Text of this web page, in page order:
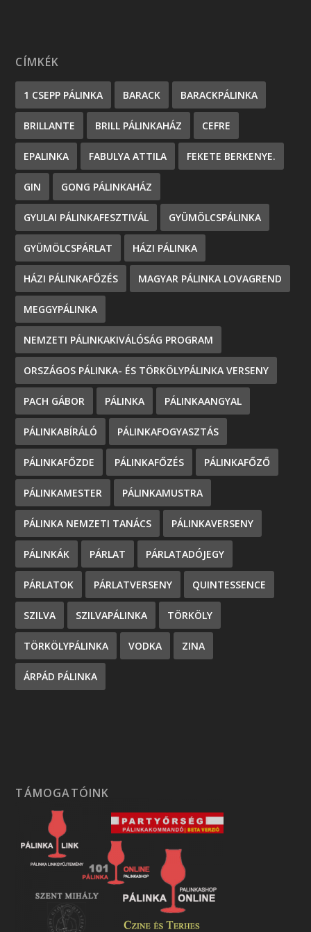
CÍMKÉK
1 CSEPP PÁLINKA BARACK BARACKPÁLINKA
BRILLANTE BRILL PÁLINKAHÁZ CEFRE
EPALINKA FABULYA ATTILA FEKETE BERKENYE.
GIN GONG PÁLINKAHÁZ
GYULAI PÁLINKAFESZTIVÁL GYÜMÖLCSPÁLINKA
GYÜMÖLCSPÁRLAT HÁZI PÁLINKA
HÁZI PÁLINKAFŐZÉS MAGYAR PÁLINKA LOVAGREND
MEGGYPÁLINKA
NEMZETI PÁLINKAKIVÁLÓSÁG PROGRAM
ORSZÁGOS PÁLINKA- ÉS TÖRKÖLYPÁLINKA VERSENY
PACH GÁBOR PÁLINKA PÁLINKAANGYAL
PÁLINKABÍRÁLÓ PÁLINKAFOGYASZTÁS
PÁLINKAFŐZDE PÁLINKAFŐZÉS PÁLINKAFŐZŐ
PÁLINKAMESTER PÁLINKAMUSTRA
PÁLINKA NEMZETI TANÁCS PÁLINKAVERSENY
PÁLINKÁK PÁRLAT PÁRLATADÓJEGY
PÁRLATOK PÁRLATVERSENY QUINTESSENCE
SZILVA SZILVAPÁLINKA TÖRKÖLY
TÖRKÖLYPÁLINKA VODKA ZINA
ÁRPÁD PÁLINKA
TÁMOGATÓINK